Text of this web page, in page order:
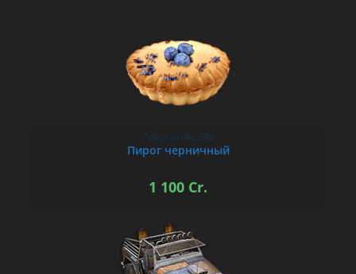
В КОРЗИНУ
7 days to die, Еда
Пирог черничный
1 100 Cr.